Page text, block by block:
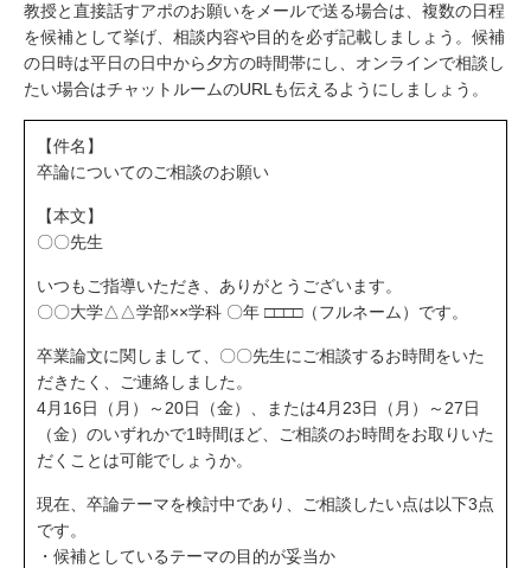
教授と直接話すアポのお願いをメールで送る場合は、複数の日程
を候補として挙げ、相談内容や目的を必ず記載しましょう。候補
の日時は平日の日中から夕方の時間帯にし、オンラインで相談し
たい場合はチャットルームのURLも伝えるようにしましょう。
【件名】
卒論についてのご相談のお願い
【本文】
〇〇先生
いつもご指導いただき、ありがとうございます。
〇〇大学△△学部××学科 〇年 □□□□（フルネーム）です。
卒業論文に関しまして、〇〇先生にご相談するお時間をいた
だきたく、ご連絡しました。
4月16日（月）～20日（金）、または4月23日（月）～27日
（金）のいずれかで1時間ほど、ご相談のお時間をお取りいた
だくことは可能でしょうか。
現在、卒論テーマを検討中であり、ご相談したい点は以下3点
です。
・候補としているテーマの目的が妥当か